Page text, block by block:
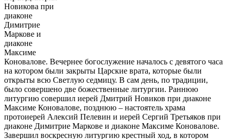
Новикова при
диаконе
Димитрие
Маркове и
диаконе
Максиме
Коновалове. Вечернее богослужение началось с девятого часа
на котором были закрыты Царские врата, которые были
открыты всю Светлую седмицу. В сам день, по традиции,
было совершено две божественные литургии. Раннюю
литургию совершил иерей Дмитрий Новиков при диаконе
Максиме Коновалове, позднюю – настоятель храма
протоиерей Алексий Пелевин и иерей Сергий Третьяков при
диаконе Димитрие Маркове и диаконе Максиме Коновалове.
Завершил воскресную литургию крестный ход, в котором